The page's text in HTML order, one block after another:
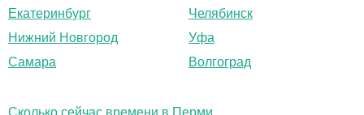
Екатеринбург
Нижний Новгород
Самара
Челябинск
Уфа
Волгоград